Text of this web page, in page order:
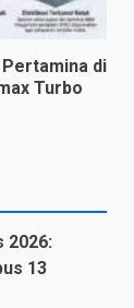
Pertamina di
Turbo
2026:
13